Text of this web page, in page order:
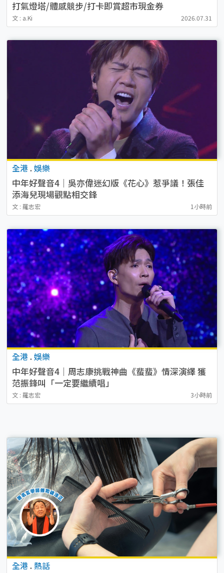
打氣燈塔/體感競步/打卡即賞超市現金券
文 : a.Ki 2026.07.31
全港 . 娛樂
中年好聲音4｜吳亦偉迷幻版《花心》惹爭議！張佳
添海兒現場觀點相交鋒
文 : 羅志宏 1小時前
全港 . 娛樂
中年好聲音4｜周志康挑戰神曲《蜚蜚》情深演繹 獲
范振鋒叫「一定要繼續唱」
文 : 羅志宏 3小時前
全港 . 熱話